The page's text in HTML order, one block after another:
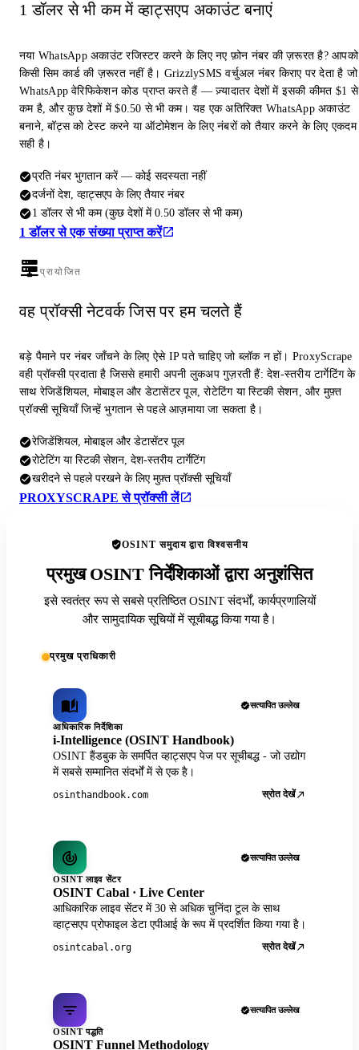
1 डॉलर से भी कम में व्हाट्सएप अकाउंट बनाएं
नया WhatsApp अकाउंट रजिस्टर करने के लिए नए फ़ोन नंबर की ज़रूरत है? आपको
किसी सिम कार्ड की ज़रूरत नहीं है। GrizzlySMS वर्चुअल नंबर किराए पर देता है जो
WhatsApp वेरिफिकेशन कोड प्राप्त करते हैं — ज़्यादातर देशों में इसकी कीमत $1 से
कम है, और कुछ देशों में $0.50 से भी कम। यह एक अतिरिक्त WhatsApp अकाउंट
बनाने, बॉट्स को टेस्ट करने या ऑटोमेशन के लिए नंबरों को तैयार करने के लिए एकदम
सही है।
प्रति नंबर भुगतान करें — कोई सदस्यता नहीं
दर्जनों देश, व्हाट्सएप के लिए तैयार नंबर
1 डॉलर से भी कम (कुछ देशों में 0.50 डॉलर से भी कम)
1 डॉलर से एक संख्या प्राप्त करें
प्रायोजित
वह प्रॉक्सी नेटवर्क जिस पर हम चलते हैं
बड़े पैमाने पर नंबर जाँचने के लिए ऐसे IP पते चाहिए जो ब्लॉक न हों। ProxyScrape
वही प्रॉक्सी प्रदाता है जिससे हमारी अपनी लुकअप गुज़रती हैं: देश-स्तरीय टार्गेटिंग के
साथ रेजिडेंशियल, मोबाइल और डेटासेंटर पूल, रोटेटिंग या स्टिकी सेशन, और मुफ़्त
प्रॉक्सी सूचियाँ जिन्हें भुगतान से पहले आज़माया जा सकता है।
रेजिडेंशियल, मोबाइल और डेटासेंटर पूल
रोटेटिंग या स्टिकी सेशन, देश-स्तरीय टार्गेटिंग
खरीदने से पहले परखने के लिए मुफ़्त प्रॉक्सी सूचियाँ
PROXYSCRAPE से प्रॉक्सी लें
OSINT समुदाय द्वारा विश्वसनीय
प्रमुख OSINT निर्देशिकाओं द्वारा अनुशंसित
इसे स्वतंत्र रूप से सबसे प्रतिष्ठित OSINT संदर्भों, कार्यप्रणालियों
और सामुदायिक सूचियों में सूचीबद्ध किया गया है।
प्रमुख प्राधिकारी
सत्यापित उल्लेख
आधिकारिक निर्देशिका
i-Intelligence (OSINT Handbook)
OSINT हैंडबुक के समर्पित व्हाट्सएप पेज पर सूचीबद्ध - जो उद्योग
में सबसे सम्मानित संदर्भों में से एक है।
osinthandbook.com स्रोत देखें
सत्यापित उल्लेख
OSINT लाइव सेंटर
OSINT Cabal · Live Center
आधिकारिक लाइव सेंटर में 30 से अधिक चुनिंदा टूल के साथ
व्हाट्सएप प्रोफाइल डेटा एपीआई के रूप में प्रदर्शित किया गया है।
osintcabal.org स्रोत देखें
सत्यापित उल्लेख
OSINT पद्धति
OSINT Funnel Methodology